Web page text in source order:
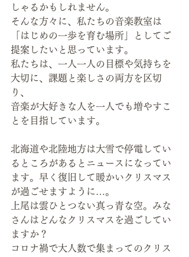
しゃるかもしれません。
そんな方々に、私たちの音楽教室は
「はじめの一歩を育む場所」としてご
提案したいと思っています。
私たちは、一人一人の目標や気持ちを
大切に、課題と楽しさの両方を区切
り、
音楽が大好きな人を一人でも増やすこ
とを目指しています。
北海道や北陸地方は大雪で停電してい
るところがあるとニュースになってい
ます。早く復旧して暖かいクリスマス
が過ごせますように…。
上尾は雲ひとつない真っ青な空。みな
さんはどんなクリスマスを過ごしてい
ますか？
コロナ禍で大人数で集まってのクリス